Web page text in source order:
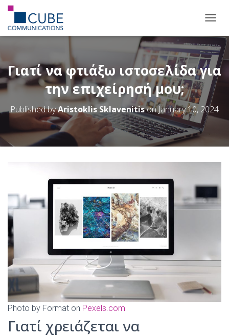
O
G
G
E
N
A
V
I
O
Γιατί να φτιάξω ιστοσελίδα για
την επιχείρησή μου;
Published byAristoklis SklavenitisonJanuary 10, 2024
Photo by Format on Pexels.com
Γιατί χρειάζεται να